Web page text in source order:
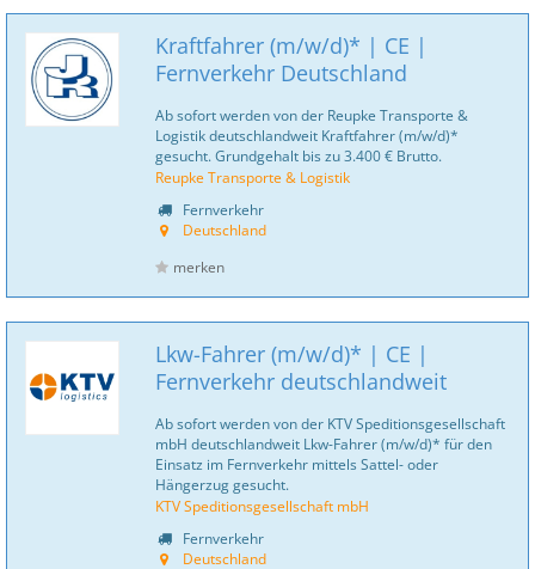
Kraftfahrer (m/w/d)* | CE |
Fernverkehr Deutschland
Ab sofort werden von der Reupke Transporte &
Logistik deutschlandweit Kraftfahrer (m/w/d)*
gesucht. Grundgehalt bis zu 3.400 € Brutto.
Reupke Transporte & Logistik
Fernverkehr
Deutschland
merken
Lkw-Fahrer (m/w/d)* | CE |
Fernverkehr deutschlandweit
Ab sofort werden von der KTV Speditionsgesellschaft
mbH deutschlandweit Lkw-Fahrer (m/w/d)* für den
Einsatz im Fernverkehr mittels Sattel- oder
Hängerzug gesucht.
KTV Speditionsgesellschaft mbH
Fernverkehr
Deutschland